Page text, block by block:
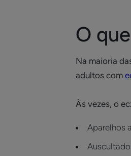
O
Na maioria
adultos com
Às vezes, o
Aparelhos